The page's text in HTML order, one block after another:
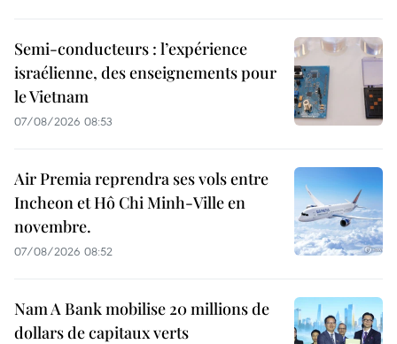
Semi-conducteurs : l’expérience
israélienne, des enseignements pour
le Vietnam
07/08/2026 08:53
Air Premia reprendra ses vols entre
Incheon et Hô Chi Minh-Ville en
novembre.
07/08/2026 08:52
Nam A Bank mobilise 20 millions de
dollars de capitaux verts